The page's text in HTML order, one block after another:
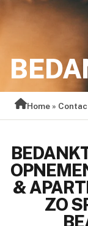
Home »
&
ZO